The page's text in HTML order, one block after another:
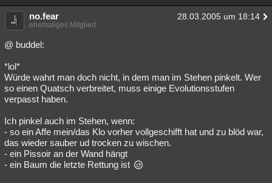
no.fear 28.03.2005 um 18:14
ehemaliges Mitglied
@ buddel:
*lol*
Würde wahrt man doch nicht, in dem man im Stehen pinkelt. Wer
so einen Quatsch verbreitet, muss einige Evolutionsstufen
verpasst haben.
Ich pinkel auch im Stehen, wenn:
- so ein Affe mein/das Klo vorher vollgeschifft hat und zu blöd war,
das wieder sauber ud trocken zu wischen.
- ein Pissoir an der Wand hängt
- ein Baum die letzte Rettung ist